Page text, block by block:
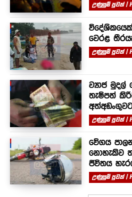
උණුසුම් පුවත් |
වෙරළ
උණුසුම් පුවත් |
ව්‍යාජ මුදල්
තැම්පත්
උණුසුම් පුවත් |
වේගය
නොහැකිව
ජීවිතය
උණුසුම් පුවත් |